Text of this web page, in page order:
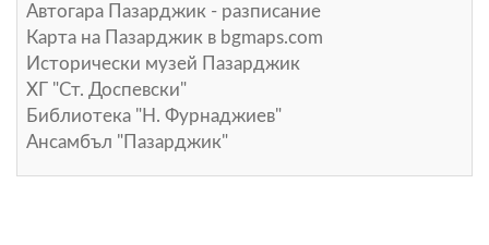
Автогара Пазарджик - разписание
Карта на Пазарджик в bgmaps.com
Исторически музей Пазарджик
ХГ "Ст. Доспевски"
Библиотека "Н. Фурнаджиев"
Ансамбъл "Пазарджик"